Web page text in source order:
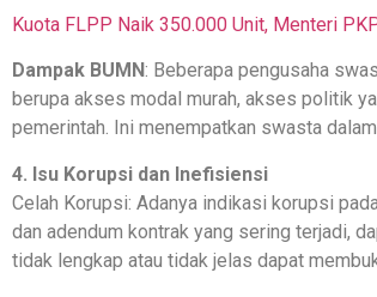
Kuota FLPP Naik 350.000 Unit, Menteri
Dampak BUMN: Beberapa pengusaha
berupa akses modal murah, akses politik
pemerintah. Ini menempatkan swasta
4. Isu Korupsi dan Inefisiensi
Celah Korupsi: Adanya indikasi korupsi
dan adendum kontrak yang sering terjadi,
tidak lengkap atau tidak jelas dapat